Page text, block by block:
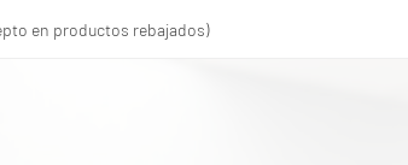
en productos rebajados)